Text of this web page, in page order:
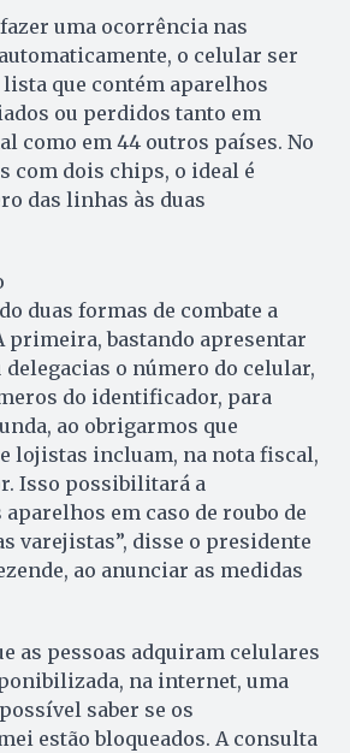
uma ocorrência nas
o celular ser
que contém aparelhos
ou perdidos tanto em
como em 44 outros países. No
com dois chips, o ideal é
das linhas às duas
duas formas de combate a
primeira, bastando apresentar
delegacias o número do celular,
do identificador, para
ao obrigarmos que
lojistas incluam, na nota fiscal,
Isso possibilitará a
em caso de roubo de
varejistas”, disse o presidente
ao anunciar as medidas
as pessoas adquiram celulares
na internet, uma
saber se os
estão bloqueados. A consulta